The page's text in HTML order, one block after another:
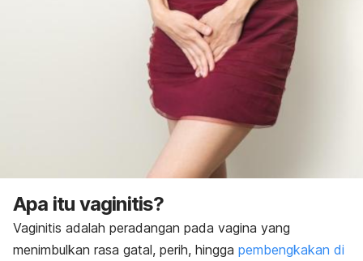
Apa itu vaginitis?
Vaginitis adalah peradangan pada vagina yang
menimbulkan rasa gatal, perih, hingga pembengkakan di